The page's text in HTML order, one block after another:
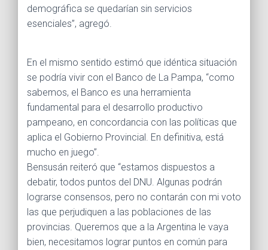
demográfica se quedarían sin servicios
esenciales”, agregó.
En el mismo sentido estimó que idéntica situación
se podría vivir con el Banco de La Pampa, “como
sabemos, el Banco es una herramienta
fundamental para el desarrollo productivo
pampeano, en concordancia con las políticas que
aplica el Gobierno Provincial. En definitiva, está
mucho en juego”.
Bensusán reiteró que “estamos dispuestos a
debatir, todos puntos del DNU. Algunas podrán
lograrse consensos, pero no contarán con mi voto
las que perjudiquen a las poblaciones de las
provincias. Queremos que a la Argentina le vaya
bien, necesitamos lograr puntos en común para